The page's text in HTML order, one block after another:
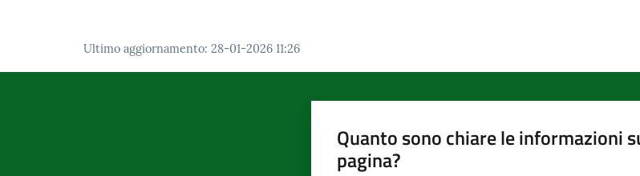
Ultimo aggiornamento: 28-01-2026 11:26
Quanto sono chiare le informazioni
pagina?